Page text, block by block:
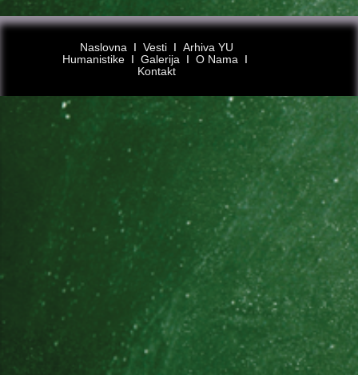
Naslovna Ι Vesti Ι Arhiva YU
Humanistike Ι Galerija Ι O Nama
Ι
Kontakt